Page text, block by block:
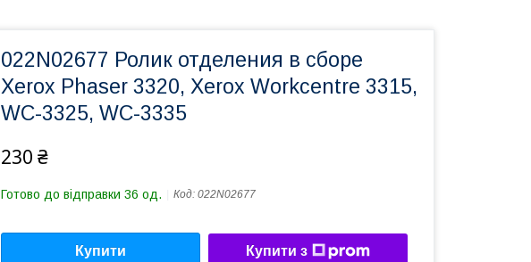
022N02677 Ролик отделения в сборе
Xerox Phaser 3320, Xerox Workcentre 3315,
WC-3325, WC-3335
230 ₴
Готово до відправки 36 од. Код: 022N02677
Купити Купити з